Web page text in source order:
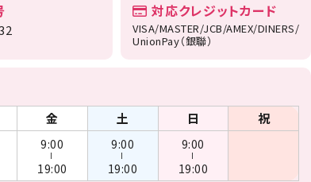
対応クレジットカード
VISA/MASTER/JCB/AMEX/DINERS/
UnionPay（銀聯）
金 土 日 祝
9:00
19:00
9:00
19:00
9:00
19:00